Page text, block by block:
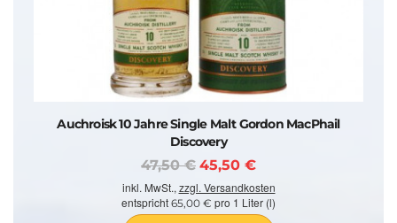
Auchroisk 10 Jahre Single Malt Gordon MacPhail
Discovery
47,50 € 45,50 €
inkl. MwSt., zzgl. Versandkosten
entspricht 65,00 € pro 1 Liter (l)